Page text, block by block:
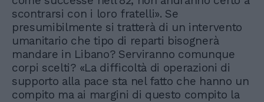
scontrarsi con i loro fratelli». Se
presumibilmente si tratterà di un intervento
umanitario che tipo di reparti bisognerà
mandare in Libano? Serviranno comunque
corpi scelti? «La difficoltà di operazioni di
supporto alla pace sta nel fatto che hanno un
compito ma ai margini di questo compito la